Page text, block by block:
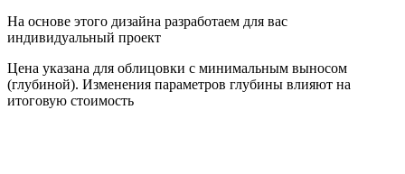
На основе этого дизайна разработаем для вас
индивидуальный проект
Цена указана для облицовки с минимальным выносом
(глубиной). Изменения параметров глубины влияют на
итоговую стоимость